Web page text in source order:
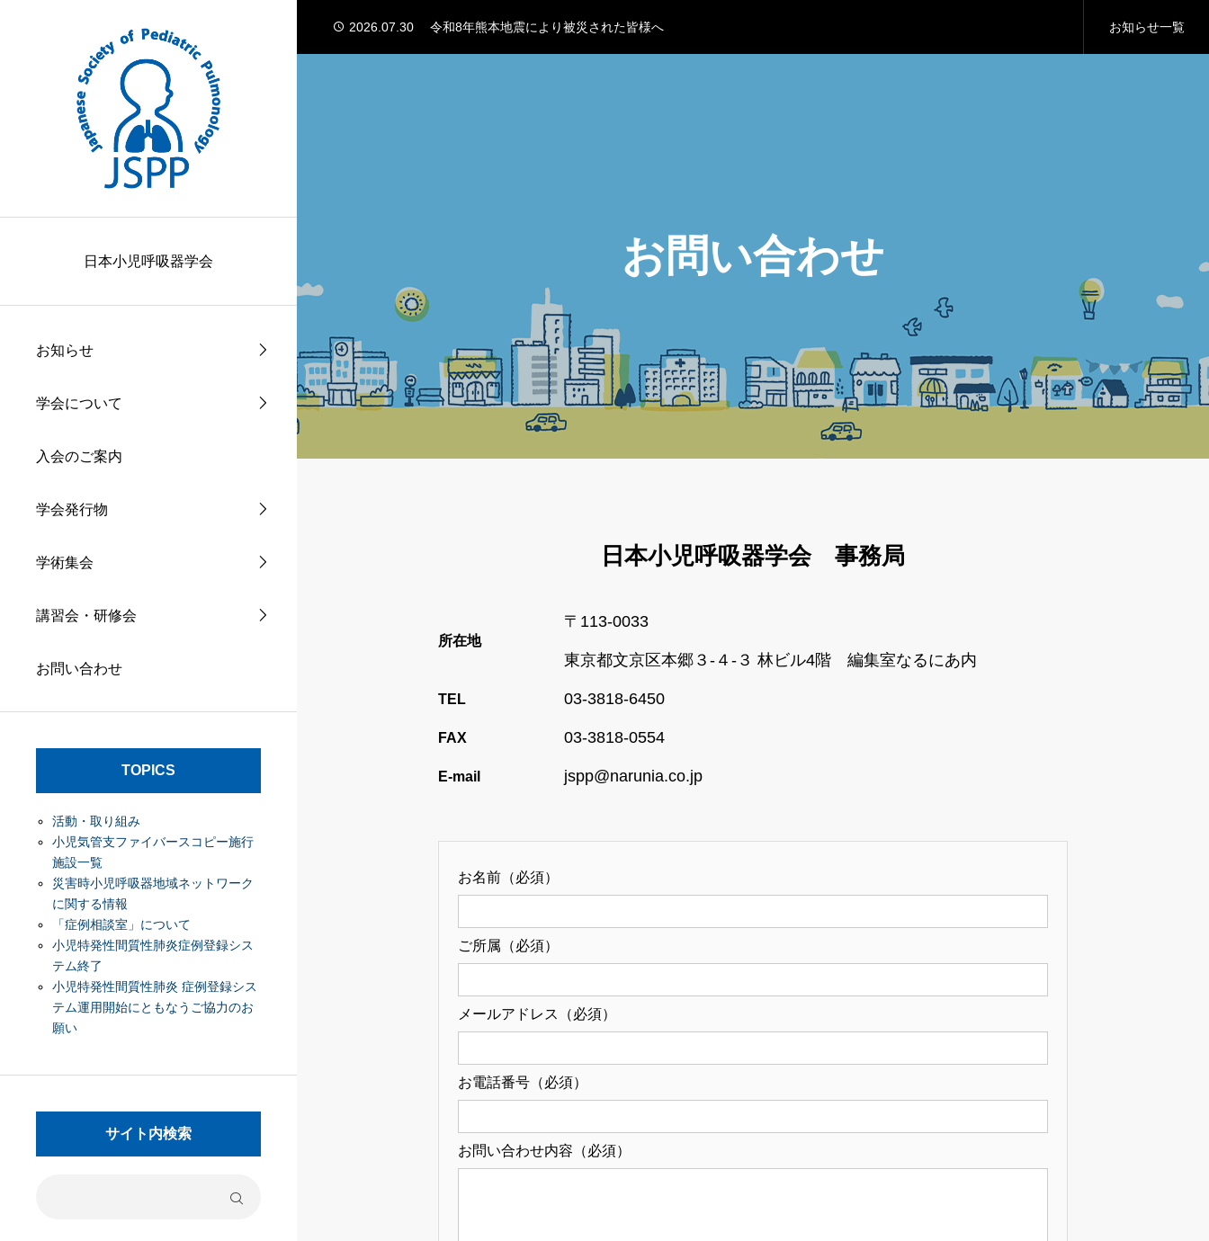
日本小児呼吸器学会
お知らせ
学会について
入会のご案内
学会発行物
学術集会
講習会・研修会
お問い合わせ
TOPICS
活動・取り組み
小児気管支ファイバースコピー施行
施設一覧
災害時小児呼吸器地域ネットワーク
に関する情報
「症例相談室」について
小児特発性間質性肺炎症例登録シス
テム終了
小児特発性間質性肺炎 症例登録シス
テム運用開始にともなうご協力のお
願い
サイト内検索
お知らせ一覧
お問い合わせ
日本小児呼吸器学会 事務局
所在地
〒113-0033
東京都文京区本郷３-４-３ 林ビル4階 編集室なるにあ内
TEL 03-3818-6450
FAX 03-3818-0554
E-mail jspp@narunia.co.jp
お名前（必須）
ご所属（必須）
メールアドレス（必須）
お電話番号（必須）
お問い合わせ内容（必須）